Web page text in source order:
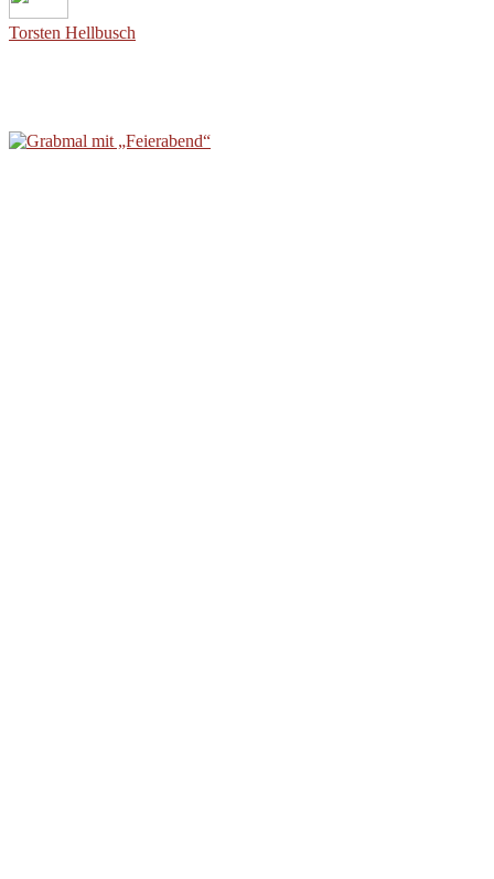
Torsten Hellbusch